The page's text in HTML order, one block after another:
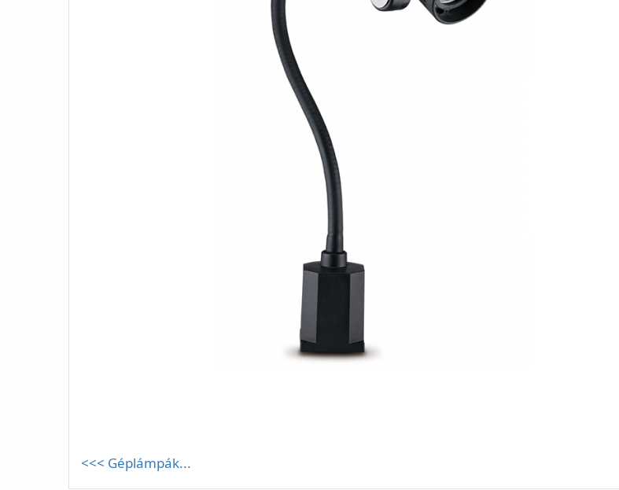
<<< Géplámpák...